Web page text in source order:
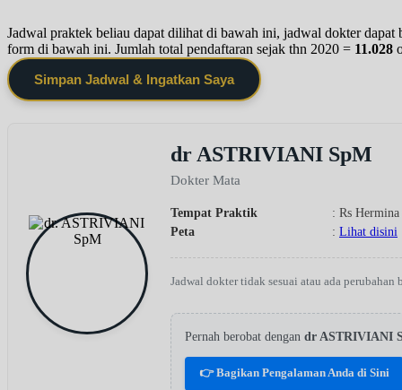
Jadwal praktek beliau dapat dilihat di bawah ini, jadwal dokter dapat
form di bawah ini. Jumlah total pendaftaran sejak thn 2020 = 11.028
Simpan Jadwal & Ingatkan Saya
dr ASTRIVIANI SpM
Dokter Mata
Tempat Praktik
: Rs
Peta
: Lihat disini
Jadwal dokter tidak sesuai atau ada perubahan
Pernah berobat dengan dr ASTRIVIANI
👉 Bagikan Pengalaman Anda di Sini